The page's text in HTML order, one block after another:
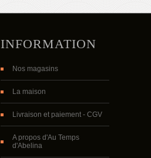
INFORMATION
Nos magasins
La maison
Livraison et paiement - CGV
A propos d'Au Temps
d'Abelina